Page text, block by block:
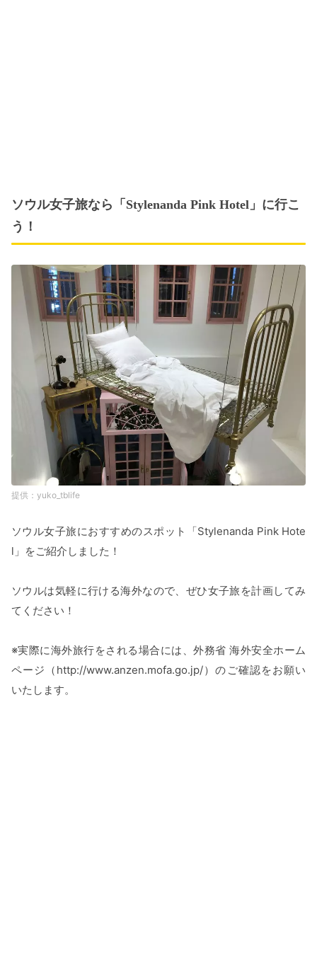
ソウル女子旅なら「Stylenanda Pink Hotel」に行こ
う！
yuko_tblife
ソウル女子旅におすすめのスポット「Stylenanda Pink Hote
l」をご紹介しました！
ソウルは気軽に行ける海外なので、ぜひ女子旅を計画してみ
てください！
※実際に海外旅行をされる場合には、外務省 海外安全ホーム
ページ（http://www.anzen.mofa.go.jp/）のご確認をお願い
いたします。